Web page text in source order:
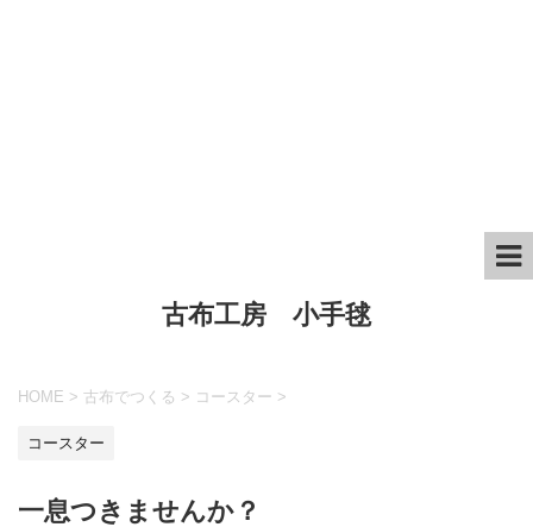
古布工房 小手毬
HOME > 古布でつくる > コースター >
コースター
一息つきませんか？